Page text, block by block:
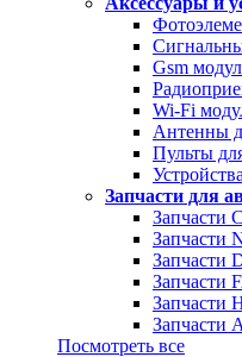
Gsm
Wi-Fi
Антенны
Пульты
Запчасти для
Запчасти
Запчасти
Запчасти
Запчасти
Запчасти
Запчасти
Посмотреть все